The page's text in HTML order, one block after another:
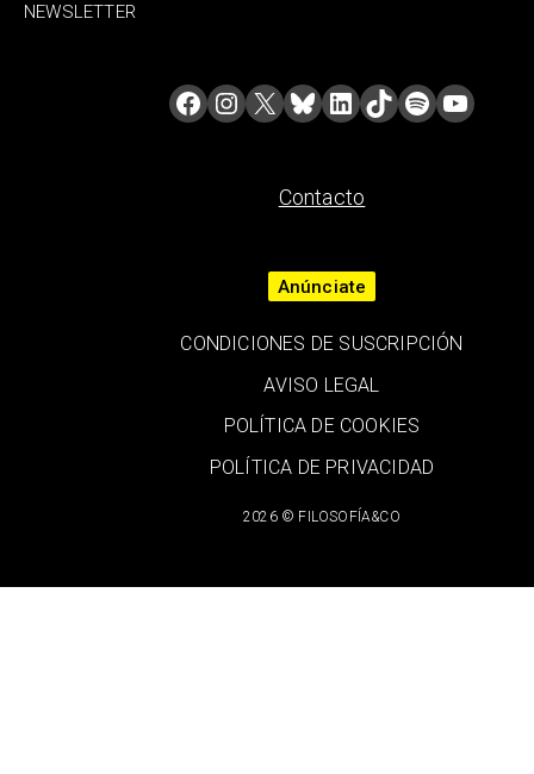
NEWSLETTER
Contacto
2026 © FILOSOFÍA&CO
Anúnciate
CONDICIONES DE SUSCRIPCIÓN
AVISO LEGAL
POLÍTICA DE COOKIES
POLÍTICA DE PRIVACIDAD